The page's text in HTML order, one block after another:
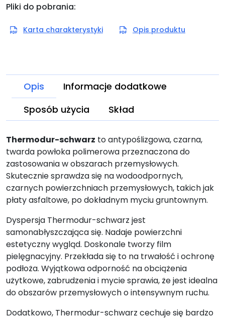
Pliki do pobrania:
Karta charakterystyki Opis produktu
Opis
Informacje dodatkowe
Sposób użycia
Skład
Thermodur-schwarz to antypoślizgowa, czarna,
twarda powłoka polimerowa przeznaczona do
zastosowania w obszarach przemysłowych.
Skutecznie sprawdza się na wodoodpornych,
czarnych powierzchniach przemysłowych, takich jak
płaty asfaltowe, po dokładnym myciu gruntownym.
Dyspersja Thermodur-schwarz jest
samonabłyszczająca się. Nadaje powierzchni
estetyczny wygląd. Doskonale tworzy film
pielęgnacyjny. Przekłada się to na trwałość i ochronę
podłoża. Wyjątkowa odporność na obciążenia
użytkowe, zabrudzenia i mycie sprawia, że jest idealna
do obszarów przemysłowych o intensywnym ruchu.
Dodatkowo, Thermodur-schwarz cechuje się bardzo